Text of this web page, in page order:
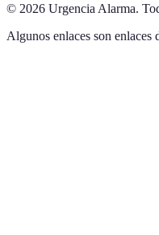
© 2026 Urgencia Alarma.
Algunos enlaces son enlaces